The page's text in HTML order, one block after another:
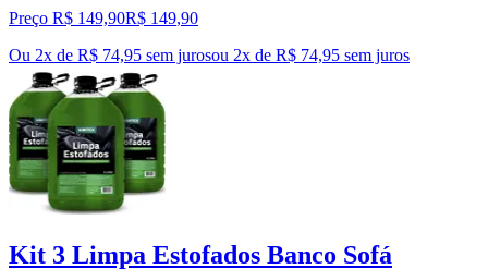
Preço R$ 149,90R$ 149,90
Ou 2x de R$ 74,95 sem jurosou 2x de R$ 74,95 sem juros
Kit 3 Limpa Estofados Banco Sofá